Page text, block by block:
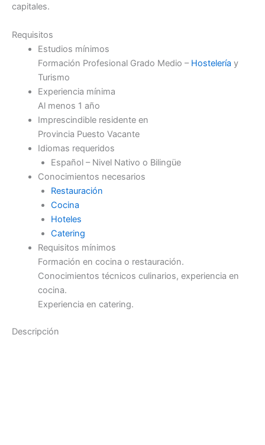
capitales.
Requisitos
Estudios mínimos
Formación Profesional Grado Medio – Hostelería y
Turismo
Experiencia mínima
Al menos 1 año
Imprescindible residente en
Provincia Puesto Vacante
Idiomas requeridos
Español – Nivel Nativo o Bilingüe
Conocimientos necesarios
Restauración
Cocina
Hoteles
Catering
Requisitos mínimos
Formación en cocina o restauración.
Conocimientos técnicos culinarios, experiencia en
cocina.
Experiencia en catering.
Descripción